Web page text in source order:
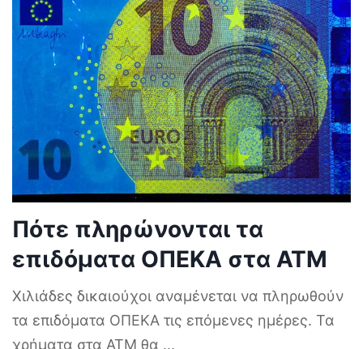
Πότε πληρώνονται τα
επιδόματα ΟΠΕΚΑ στα ΑΤΜ
Χιλιάδες δικαιούχοι αναμένεται να πληρωθούν
τα επιδόματα ΟΠΕΚΑ τις επόμενες ημέρες. Τα
χρήματα στα ΑΤΜ θα ...